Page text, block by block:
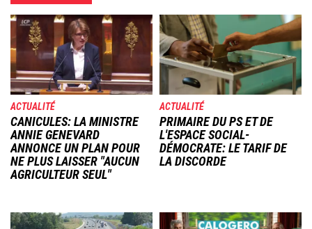
Image
ACTUALITÉ
CANICULES: LA MINISTRE
ANNIE GENEVARD
ANNONCE UN PLAN POUR
NE PLUS LAISSER "AUCUN
AGRICULTEUR SEUL"
Image
ACTUALITÉ
PRIMAIRE DU PS ET DE
L'ESPACE SOCIAL-
DÉMOCRATE: LE TARIF DE
LA DISCORDE
Image Image